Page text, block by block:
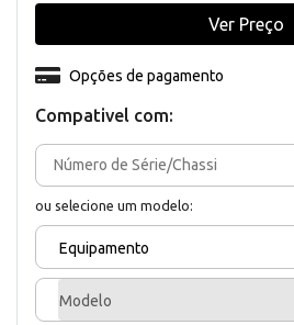
Compativel com:
ou selecione um modelo:
Equipamento
Modelo
Opções de pagamento
Ver Preço